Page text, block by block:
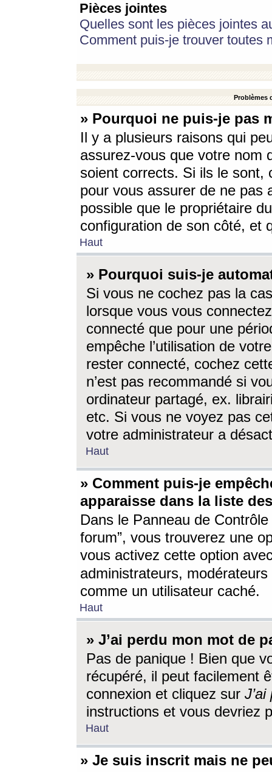
Pièces jointes
Quelles sont les pièces jointes
Comment puis-je trouver toutes
Problèmes
» Pourquoi ne puis-je pas
Il y a plusieurs raisons qui
assurez-vous que votre nom
soient corrects. Si ils le sont,
pour vous assurer de ne pas
possible que le propriétaire
configuration de son côté, et
Haut
» Pourquoi suis-je
Si vous ne cochez pas la
lorsque vous vous
connecté que pour une
empêche l’utilisation de
rester connecté, cochez
n’est pas recommandé si
ordinateur partagé, ex.
etc. Si vous ne voyez pas
votre administrateur a
Haut
» Comment puis-je
apparaisse dans la liste
Dans le Panneau de
forum”, vous trouverez une
vous activez cette option
administrateurs,
comme un utilisateur caché.
Haut
» J’ai perdu mon mot de
Pas de panique ! Bien que
récupéré, il peut facilement
connexion et cliquez sur
instructions et vous devriez
Haut
» Je suis inscrit mais ne